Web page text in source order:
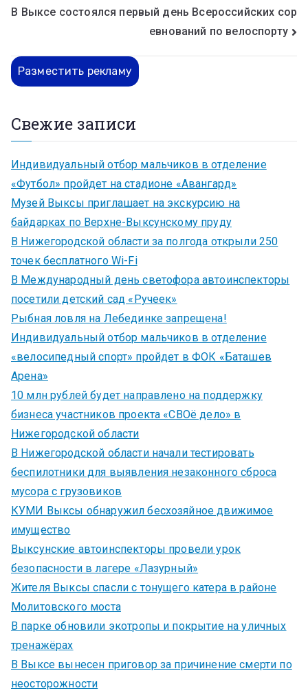
В Выксе состоялся первый день Всероссийских сор
евнований по велоспорту
Разместить рекламу
Свежие записи
Индивидуальный отбор мальчиков в отделение
«Футбол» пройдет на стадионе «Авангард»
Музей Выксы приглашает на экскурсию на
байдарках по Верхне-Выксунскому пруду
В Нижегородской области за полгода открыли 250
точек бесплатного Wi-Fi
В Международный день светофора автоинспекторы
посетили детский сад «Ручеек»
Рыбная ловля на Лебединке запрещена!
Индивидуальный отбор мальчиков в отделение
«велосипедный спорт» пройдет в ФОК «Баташев
Арена»
10 млн рублей будет направлено на поддержку
бизнеса участников проекта «СВОё дело» в
Нижегородской области
В Нижегородской области начали тестировать
беспилотники для выявления незаконного сброса
мусора с грузовиков
КУМИ Выксы обнаружил бесхозяйное движимое
имущество
Выксунские автоинспекторы провели урок
безопасности в лагере «Лазурный»
Жителя Выксы спасли с тонущего катера в районе
Молитовского моста
В парке обновили экотропы и покрытие на уличных
тренажёрах
В Выксе вынесен приговор за причинение смерти по
неосторожности